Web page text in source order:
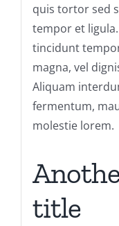
quis tortor sed
tempor et
tincidunt
magna, vel
Aliquam
fermentum,
molestie lorem.
title